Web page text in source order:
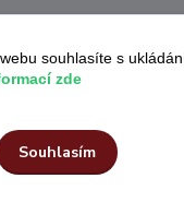
souhlasíte s
zde
Souhlasím